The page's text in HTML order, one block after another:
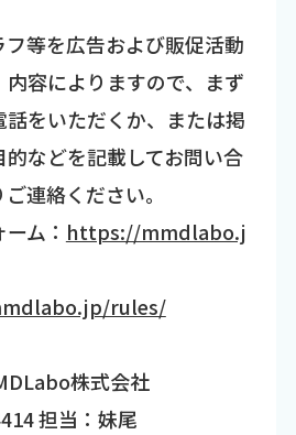
等を広告および販促活動
容によりますので、まず
話をいただくか、または掲
などを記載してお問い合
連絡ください。
ム： https://mmdlabo.j
rules/
株式会社
担当：妹尾